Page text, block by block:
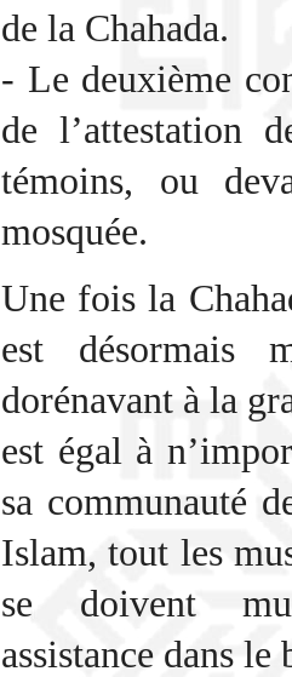
de la Chahada.
- Le deuxième
de l’attestation
témoins, ou
mosquée.
Une fois la
est désormais
dorénavant à la
est égal à
sa communauté
Islam, tout les
se doivent
assistance dans le